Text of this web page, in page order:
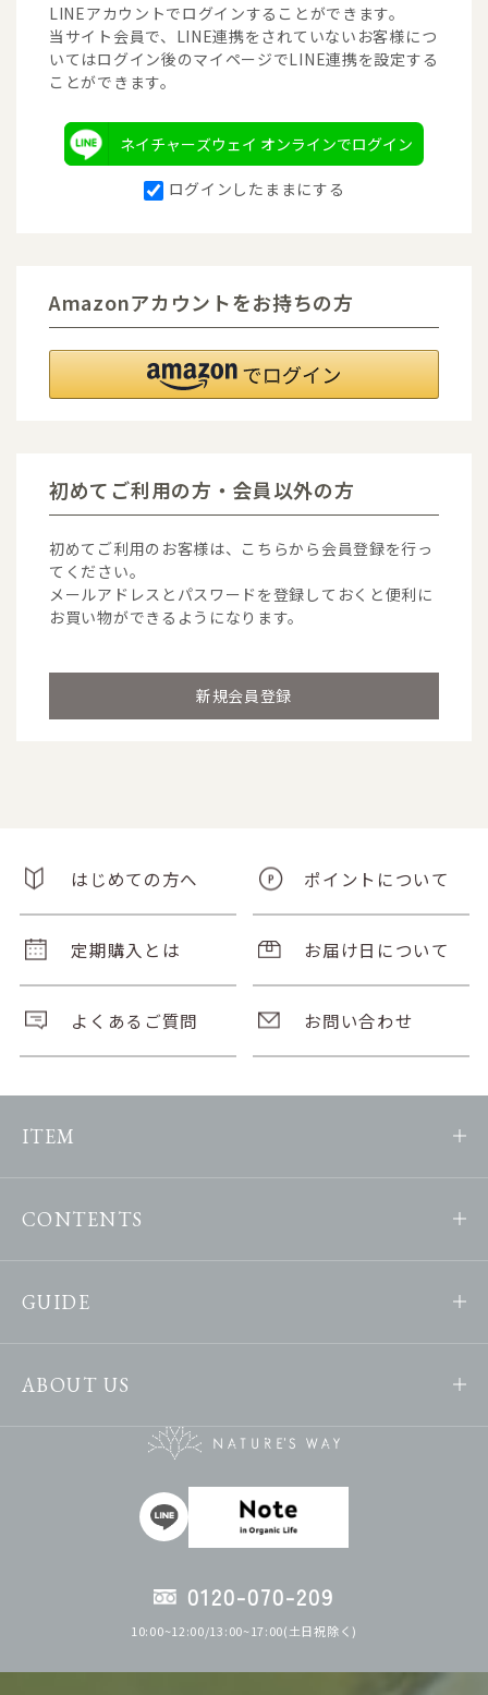
LINEアカウントでログインすることができます。
当サイト会員で、LINE連携をされていないお客様につ
いてはログイン後のマイページでLINE連携を設定する
ことができます。
ネイチャーズウェイ オンラインでログイン
ログインしたままにする
Amazonアカウントをお持ちの方
初めてご利用の方・会員以外の方
初めてご利用のお客様は、こちらから会員登録を行っ
てください。
メールアドレスとパスワードを登録しておくと便利に
お買い物ができるようになります。
はじめての方へ ポイントについて
定期購入とは お届け日について
よくあるご質問 お問い合わせ
ITEM
CONTENTS
GUIDE
ABOUT US
0120-070-209
10:00~12:00/13:00~17:00(土日祝除く)